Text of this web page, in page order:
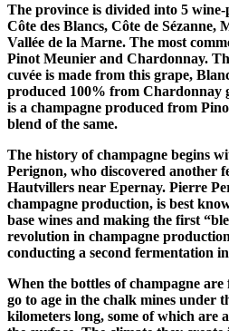
The province is divided into 5
Côte des Blancs, Côte de Sézanne,
Vallée de la Marne. The most
Pinot Meunier and Chardonnay.
cuvée is made from this grape,
produced 100% from Chardonnay
is a champagne produced from
blend of the same.
The history of champagne begins
Perignon, who discovered another
Hautvillers near Epernay. Pierre
champagne production, is best
base wines and making the first
revolution in champagne
conducting a second fermentation
When the bottles of champagne
go to age in the chalk mines under
kilometers long, some of which are